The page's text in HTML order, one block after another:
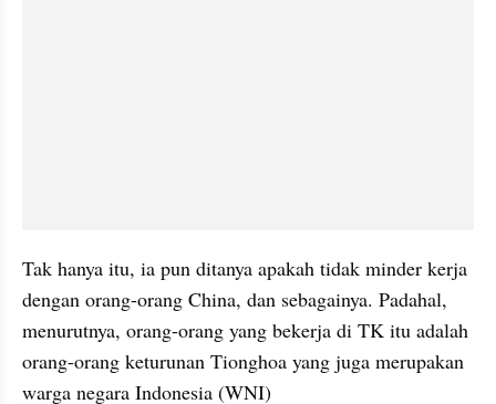
Tak hanya itu, ia pun ditanya apakah tidak minder kerja
dengan orang-orang China, dan sebagainya. Padahal,
menurutnya, orang-orang yang bekerja di TK itu adalah
orang-orang keturunan Tionghoa yang juga merupakan
warga negara Indonesia (WNI)